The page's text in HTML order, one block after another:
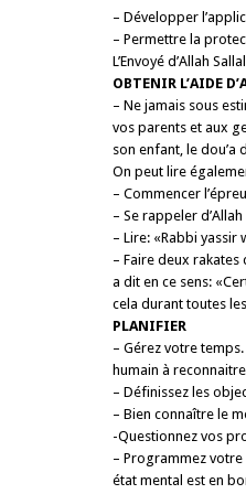
– Développer
– Permettre la
L’Envoyé d’Allah
OBTENIR L’AIDE
– Ne jamais sous
vos parents et aux
son enfant, le dou’a
On peut lire
– Commencer
– Se rappeler
– Lire: «Rabbi yassir
– Faire deux rakates
a dit en ce sens:
cela durant toutes
PLANIFIER
– Gérez votre
humain à
– Définissez les
– Bien connaître le
-Questionnez vos
– Programmez
état mental est en